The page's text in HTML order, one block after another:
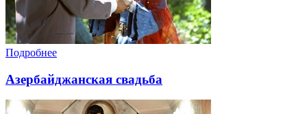
Подробнее
Азербайджанская свадьба